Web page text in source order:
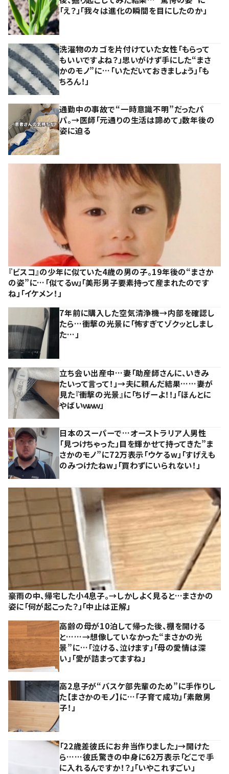
「え？」「我々は進化の瞬間を目にしたのか」
洗濯物のカゴを片付けていた女性「もらって
もいいですよね？」思いがけず手にした“まさ
かのモノ”に…「いただいておきましょう」「も
ちろん！」
通勤中の事故で“一時意識不明”だったパ
パ。→医師「元通りの生活は諦めて」数年後の
姿に迫る
『ビスコ』の少年に似ていた4歳の男の子。19年後の“まさか
の姿”に…「似てるｗ」「美形男子要素持って産まれたのです
ね」「イケメン！」
7年前に購入した空気清浄機→内部を確認し
たら…衝撃の光景に「怖すぎてゾクッとしまし
た…」
立ち会い出産中…妻「助産師さんに、いきみ
たいって言って！」→夫に頼んだ結果……妻が
見た『衝撃の光景』に「ちげーよ！！」「ほんとに
やばいｗｗｗ」
日本のスーパーで…オーストラリア人男性
「見つけちゃった」目を輝かせて持ってきた”ま
さかのモノ”に72万表示「ウケるw」「すげえも
のみつけたねw」「買わずにいられない！」
豪雨の中、帰宅した小4息子。→しかしよく見ると…まさかの
姿に「何が起こった？」「中止は正解」
高齢の母が10泊して帰った後、棚を開ける
と……→想像していなかった“まさかの光
景”に…「泣ける、泣けます」「母の愛情は深
い」「愛が詰まってますね」
高2息子が“バスケ部先輩のため”に手作りし
た【まさかのモノ】に…「子育て成功」「素敵男
子！」
「22歳差彼氏にお弁当作りました」→開けた
ら……彼氏驚きの中身に62万表示「どこで手
に入れるんですか！？」「いやこれすごい」